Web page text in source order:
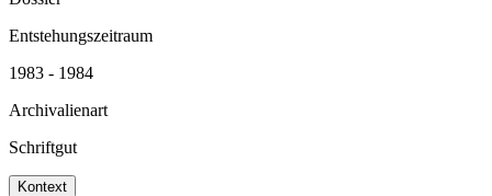
Entstehungszeitraum
1983 - 1984
Archivalienart
Schriftgut
Kontext